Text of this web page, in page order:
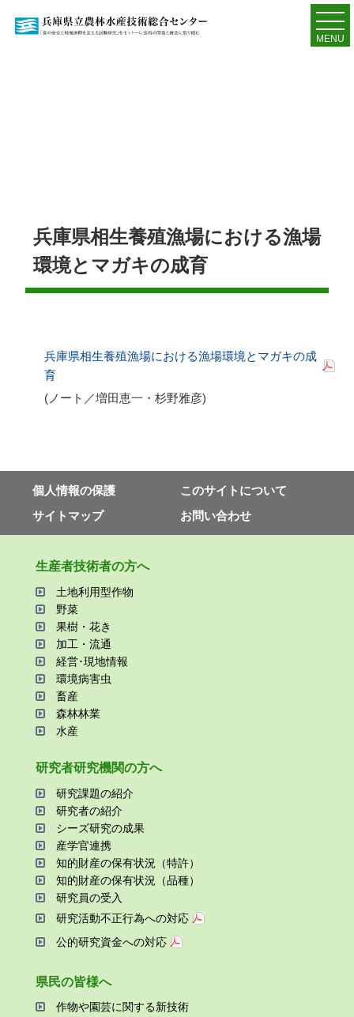
MENU
兵庫県相生養殖漁場における漁場
環境とマガキの成育
兵庫県相生養殖漁場における漁場環境とマガキの成
育
(ノート／増田恵一・杉野雅彦)
個⼈情報の保護
このサイトについて
サイトマップ
お問い合わせ
⽣産者技術者の⽅へ
⼟地利⽤型作物
野菜
果樹・花き
加⼯・流通
経営･現地情報
環境病害⾍
畜産
森林林業
⽔産
研究者研究機関の⽅へ
研究課題の紹介
研究者の紹介
シーズ研究の成果
産学官連携
知的財産の保有状況（特許）
知的財産の保有状況（品種）
研究員の受⼊
研究活動不正⾏為への対応
公的研究資金への対応
県⺠の皆様へ
作物や園芸に関する新技術